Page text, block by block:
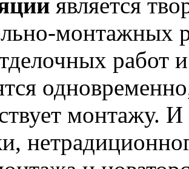
монтажных
работ
монтажу. И